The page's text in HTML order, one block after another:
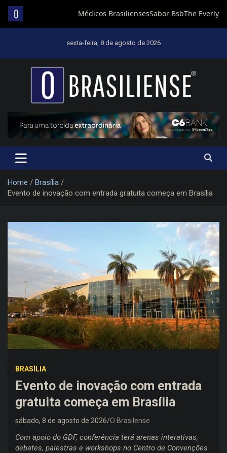
sexta-feira, 8 de agosto de 2026
Um diário de notícias que trabalha por Brasília
Home
Brasília
Evento de inovação com entrada gratuita começa em Brasília
BRASÍLIA
Evento de inovação com entrada
gratuita começa em Brasília
sábado, 8 de agosto de 2026 O Brasilense
Com apoio do GDF, conferência terá arenas interativas,
debates, palestras e workshops no Centro de Convenções